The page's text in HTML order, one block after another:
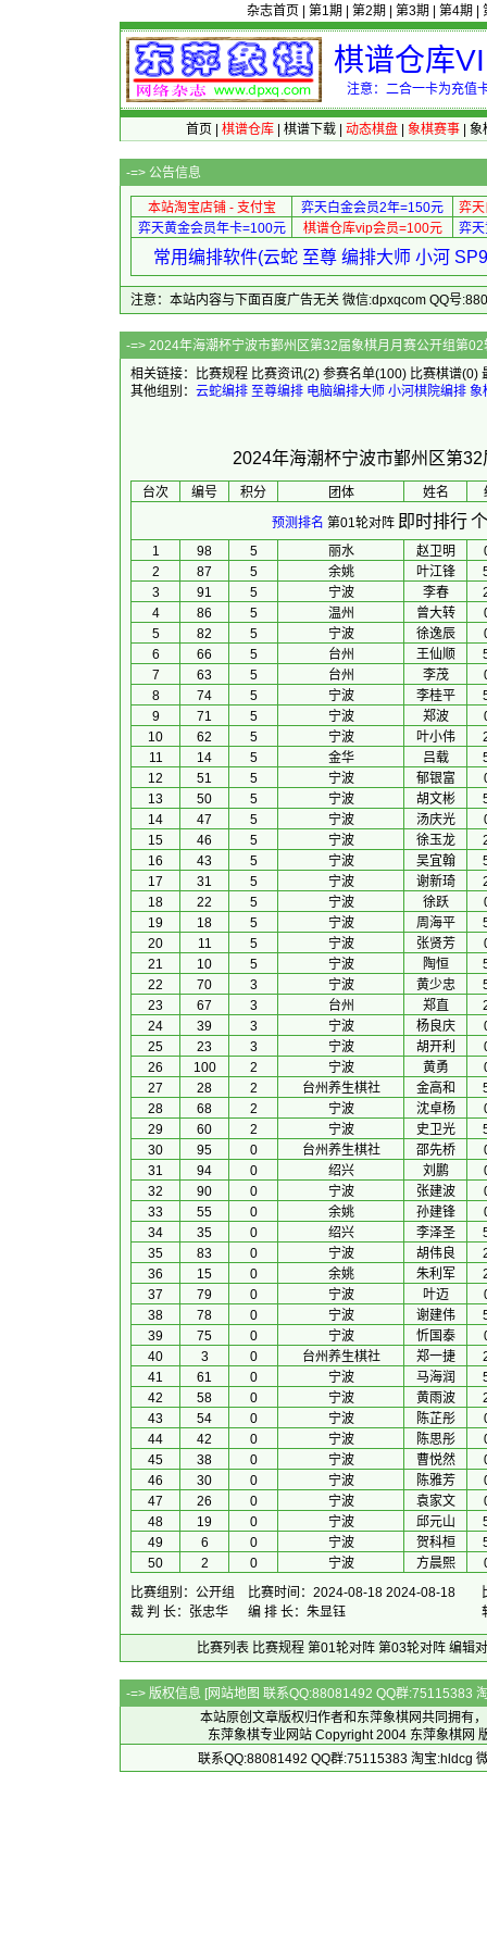
杂志首页 第1期 第2期 第3期 第4期
棋谱仓库
注意：二合一卡为充值
首页 棋谱仓库| 棋谱下载| 动态棋盘| 象棋赛事| 象
-=> 公告信息
本站淘宝店铺 - 支付宝 弈天白金会员2年=150元
弈
弈天黄金会员年卡=100元
棋谱仓库vip会员=100元 弈
常用编排软件(云蛇 至尊 编排大师 小河
注意：本站内容与下面百度广告无关 微信:dpxqcom QQ号
-=> 2024年海潮杯宁波市鄞州区第32届象棋
相关链接：
比赛规程 比赛资讯(2) 参赛名单(100) 比赛棋谱(0)
其他组别： 云蛇编排 至尊编排 电脑编排大师 小河棋院编排 象
2024年海潮杯宁波市鄞州区第
台次 编号 积分 团体 姓名
预测排名 第01轮对阵 即时排行
1 98 5 丽水 赵卫明
2
87 5 余姚 叶江锋
3
91 5 宁波 李春
4
86 5 温州 曾大转
5
82 5 宁波 徐逸辰
6
66 5 台州 王仙顺
7
63 5 台州 李茂
8
74 5 宁波 李桂平
9
71 5 宁波 郑波
10
62 5 宁波 叶小伟
11
14 5 金华 吕载
12
51 5 宁波 郁银富
13
50 5 宁波 胡文彬
14
47 5 宁波 汤庆光
15
46 5 宁波 徐玉龙
16
43 5 宁波 吴宜翰
17
31 5 宁波 谢新琦
18
22 5 宁波 徐跃
19
18 5 宁波 周海平
20
11 5 宁波 张贤芳
21
10 5 宁波 陶恒
22
70 3 宁波 黄少忠
23
67 3 台州 郑直
24
39 3 宁波 杨良庆
25
23 3 宁波 胡开利
26
100 2 宁波 黄勇
27
28 2 台州养生棋社 金高和
28
68 2 宁波 沈卓杨
29
60 2 宁波 史卫光
30
95 0 台州养生棋社 邵先桥
31
94 0 绍兴 刘鹏
32
90 0 宁波 张建波
33
55 0 余姚 孙建锋
34
35 0 绍兴 李泽圣
35
83 0 宁波 胡伟良
36
15 0 余姚 朱利军
37
79 0 宁波 叶迈
38
78 0 宁波 谢建伟
39
75 0 宁波 忻国泰
40
3 0 台州养生棋社 郑一捷
41
61 0 宁波 马海润
42
58 0 宁波 黄雨波
43
54 0 宁波 陈芷彤
44
42 0 宁波 陈思彤
45
38 0 宁波 曹悦然
46
30 0 宁波 陈雅芳
47
26 0 宁波 袁家文
48
19 0 宁波 邱元山
49
6 0 宁波 贺科桓
50
2 0 宁波 方晨熙
比赛组别：公开组
比赛时间：2024-08-18 2024-08-18
裁 判 长：张忠华
编 排 长：朱显钰
比赛列表 比赛规程 第01轮对阵 第03轮对阵 编辑
-=> 版权信息 [网站地图 联系QQ:88081492 QQ群:75115383
本站原创文章版权归作者和 东萍象棋网共同拥有
东萍象棋专业网站 Copyright 2004 东萍象棋网
联系QQ:88081492 QQ群:75115383 淘宝:hldcg